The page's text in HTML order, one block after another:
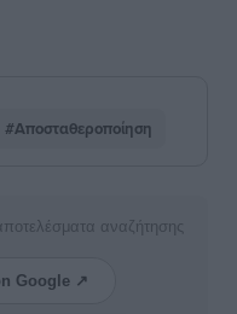
#Αποσταθεροποίηση
αναζήτησης
Google ↗